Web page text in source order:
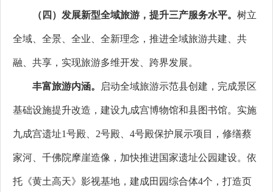
（四）发展新型全域旅游，提升三产服务水平。 树立
全域、全景、全业、全新理念，推进全域旅游共建、共
融、共享，实现旅游多维开发、跨界发展。
丰富旅游内涵。 启动全域旅游示范县创建，完成景区
基础设施提升改造，建设九成宫博物馆和县图书馆。实施
九成宫遗址1号殿、2号殿、4号殿保护展示项目，修缮蔡
家河、千佛院摩崖造像，加快推进国家遗址公园建设。依
托《黄土高天》影视基地，建成田园综合体4个，打造页